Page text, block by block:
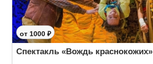
от 1000 ₽
Спектакль «Вождь краснокожих»